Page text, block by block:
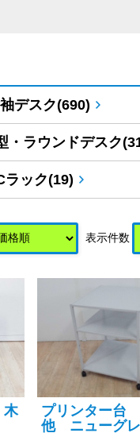
デスク(690)
・ラウンドデスク
ラック(19)
表示件数
プリンター台
他 ニューグ